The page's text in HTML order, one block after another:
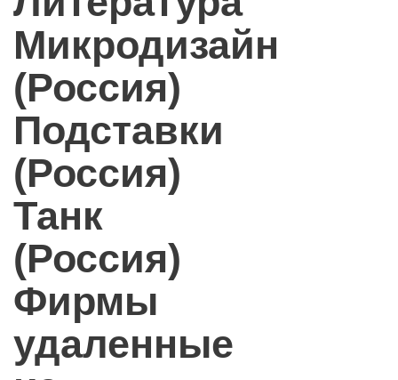
Микродизайн
(Россия)
Подставки
(Россия)
Танк
(Россия)
Фирмы
удаленные